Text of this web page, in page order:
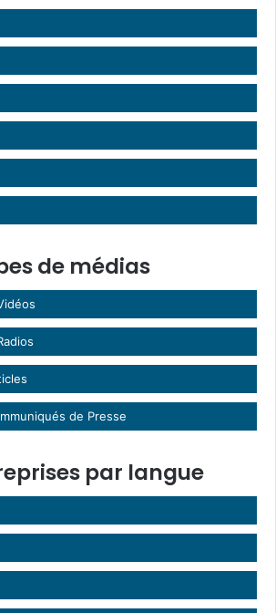
de médias
de Presse
par langue